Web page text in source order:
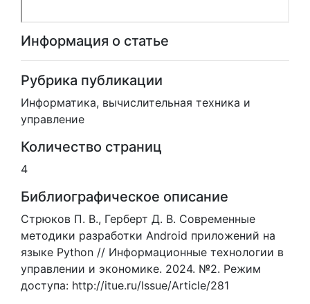
Информация о статье
Рубрика публикации
Информатика, вычислительная техника и
управление
Количество страниц
4
Библиографическое описание
Стрюков П. В., Герберт Д. В. Современные
методики разработки Android приложений на
языке Python // Информационные технологии в
управлении и экономике. 2024. №2. Режим
доступа: http://itue.ru/Issue/Article/281